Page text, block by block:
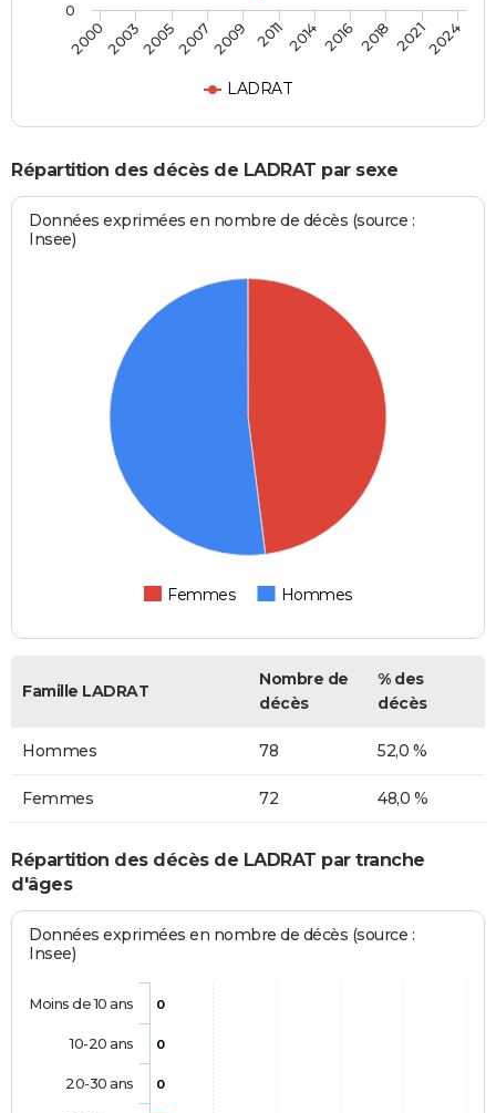
LADRAT
20002003200520072009 20112014 2016 2018 20212024
0
Répartition des décès de LADRAT par sexe
Données exprimées en nombre de décès (source :
Insee)
Femmes Hommes
Famille LADRAT
Nombre de
décès
% des
décès
Hommes 78 52,0 %
Femmes 72 48,0 %
Répartition des décès de LADRAT par tranche
d'âges
Données exprimées en nombre de décès (source :
Insee)
0
0
0
Moins de 10 ans
10-20 ans
20-30 ans